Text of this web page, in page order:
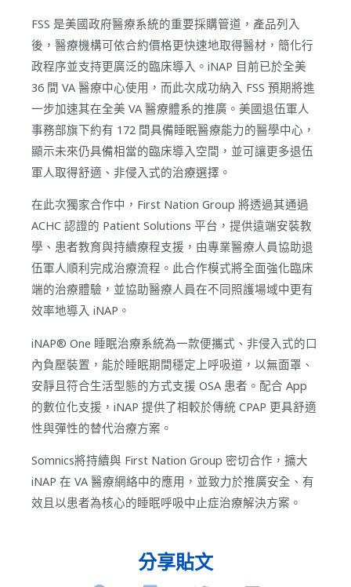
FSS 是美國政府醫療系統的重要採購管道，產品列入
後，醫療機構可依合約價格更快速地取得醫材，簡化行
政程序並支持更廣泛的臨床導入。iNAP 目前已於全美
36 間 VA 醫療中心使用，而此次成功納入 FSS 預期將進
一步加速其在全美 VA 醫療體系的推廣。美國退伍軍人
事務部旗下約有 172 間具備睡眠醫療能力的醫學中心，
顯示未來仍具備相當的臨床導入空間，並可讓更多退伍
軍人取得舒適、非侵入式的治療選擇。
在此次獨家合作中，First Nation Group 將透過其通過
ACHC 認證的 Patient Solutions 平台，提供遠端安裝教
學、患者教育與持續療程支援，由專業醫療人員協助退
伍軍人順利完成治療流程。此合作模式將全面強化臨床
端的治療體驗，並協助醫療人員在不同照護場域中更有
效率地導入 iNAP。
iNAP® One 睡眠治療系統為一款便攜式、非侵入式的口
內負壓裝置，能於睡眠期間穩定上呼吸道，以無面罩、
安靜且符合生活型態的方式支援 OSA 患者。配合 App
的數位化支援，iNAP 提供了相較於傳統 CPAP 更具舒適
性與彈性的替代治療方案。
Somnics將持續與 First Nation Group 密切合作，擴大
iNAP 在 VA 醫療網絡中的應用，並致力於推廣安全、有
效且以患者為核心的睡眠呼吸中止症治療解決方案。
分享貼文